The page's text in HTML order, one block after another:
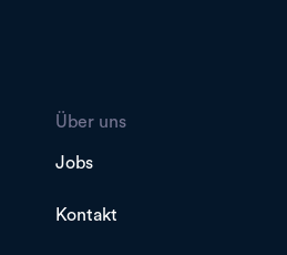
Über uns
Jobs
Kontakt